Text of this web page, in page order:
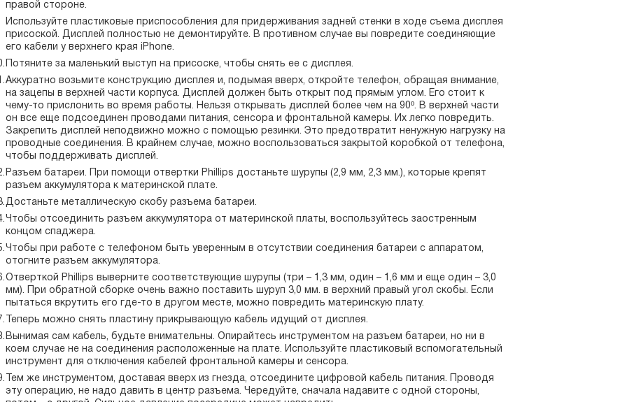
правой стороне.
Используйте пластиковые приспособления для придерживания задней стенки в ходе съема дисплея
присоской. Дисплей полностью не демонтируйте. В противном случае вы повредите соединяющие
его кабели у верхнего края iPhone.
Потяните за маленький выступ на присоске, чтобы снять ее с дисплея.
Аккуратно возьмите конструкцию дисплея и, подымая вверх, откройте телефон, обращая внимание,
на зацепы в верхней части корпуса. Дисплей должен быть открыт под прямым углом. Его стоит к
чему-то прислонить во время работы. Нельзя открывать дисплей более чем на 90º. В верхней части
он все еще подсоединен проводами питания, сенсора и фронтальной камеры. Их легко повредить.
Закрепить дисплей неподвижно можно с помощью резинки. Это предотвратит ненужную нагрузку на
проводные соединения. В крайнем случае, можно воспользоваться закрытой коробкой от телефона,
чтобы поддерживать дисплей.
Разъем батареи. При помощи отвертки Phillips достаньте шурупы (2,9 мм, 2,3 мм.), которые крепят
разъем аккумулятора к материнской плате.
Достаньте металлическую скобу разъема батареи.
Чтобы отсоединить разъем аккумулятора от материнской платы, воспользуйтесь заостренным
концом спаджера.
Чтобы при работе с телефоном быть уверенным в отсутствии соединения батареи с аппаратом,
отогните разъем аккумулятора.
Отверткой Phillips выверните соответствующие шурупы (три – 1,3 мм, один – 1,6 мм и еще один – 3,0
мм). При обратной сборке очень важно поставить шуруп 3,0 мм. в верхний правый угол скобы. Если
пытаться вкрутить его где-то в другом месте, можно повредить материнскую плату.
Теперь можно снять пластину прикрывающую кабель идущий от дисплея.
Вынимая сам кабель, будьте внимательны. Опирайтесь инструментом на разъем батареи, но ни в
коем случае не на соединения расположенные на плате. Используйте пластиковый вспомогательный
инструмент для отключения кабелей фронтальной камеры и сенсора.
Тем же инструментом, доставая вверх из гнезда, отсоедините цифровой кабель питания. Проводя
эту операцию, не надо давить в центр разъема. Чередуйте, сначала надавите с одной стороны,